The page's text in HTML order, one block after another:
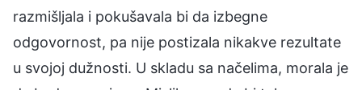
razmišljala i pokušavala bi da izbegne
odgovornost, pa nije postizala nikakve rezultate
u svojoj dužnosti. U skladu sa načelima, morala je